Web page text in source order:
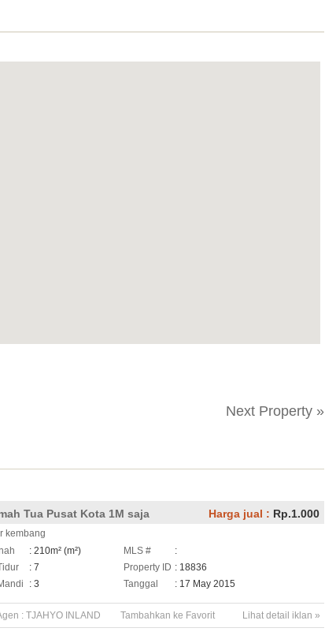
Next Property »
Tua Pusat Kota 1M saja Harga jual : Rp.1.000
kembang
: 210m² (m²)
: 7
: 3
MLS #
:
Property ID : 18836
Tanggal
: 17 May 2015
: TJAHYO INLAND Lihat detail iklan »
Tambahkan ke Favorit